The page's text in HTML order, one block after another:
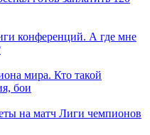
конференций. А где мне
мира. Кто такой
бои
на матч Лиги чемпионов